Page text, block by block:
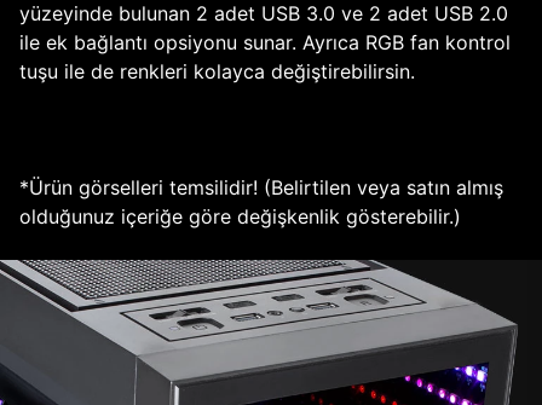
yüzeyinde bulunan 2 adet USB 3.0 ve 2 adet USB 2.0
ile ek bağlantı opsiyonu sunar. Ayrıca RGB fan kontrol
tuşu ile de renkleri kolayca değiştirebilirsin.
*Ürün görselleri temsilidir! (Belirtilen veya satın almış
olduğunuz içeriğe göre değişkenlik gösterebilir.)